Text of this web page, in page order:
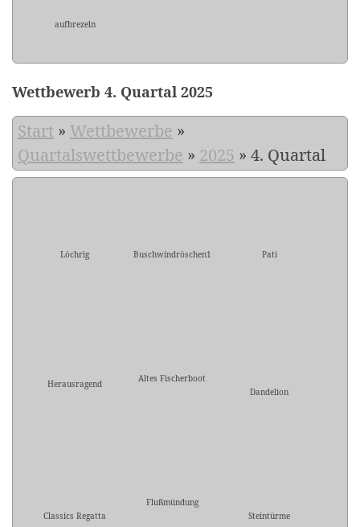
aufbrezeln
Wettbewerb 4. Quartal 2025
Start » Wettbewerbe »
Quartalswettbewerbe » 2025 » 4. Quartal
Löchrig Buschwindröschen1 Pati
Herausragend
Altes Fischerboot
Dandelion
Classics Regatta
Flußmündung
Steintürme